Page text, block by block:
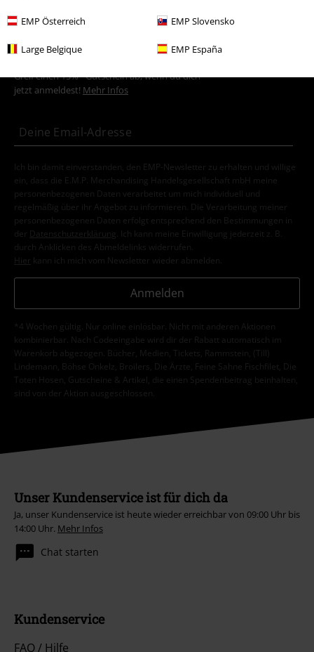
EMP Österreich EMP Slovensko
Large Belgique EMP España
E-Mail Newsletter
Greif einen 15%* Gutschein ab, wenn du dich
jetzt anmeldest! Mehr Infos
Ich bin damit einverstanden, den EMP-Newsletter zu erhalten und willige
ein, dass die E.M.P. Merchandising Handelsgesellschaft mbH meine
personenbezogenen Daten verarbeitet um mich individuell und
regelmäßig über ihr Angebot zu informieren. Die Verarbeitung meiner
personenbezogenen Daten erfolgt entsprechend den Bestimmungen in
der
Datenschutzerklärung
. Ich kann meine Einwilligung jederzeit z. B.
durch Anklicken des Abmeldelinks widerrufen.
Hier kann ich mich vom Newsletter wieder abmelden.
Anmelden
*4 Wochen gültig. Nur online einlösbar. Nicht mit anderen Aktionen
kombinierbar. Nach Codeeingabe wird dir der Rabatt automatisch im
Warenkorb abgezogen. Bücher, Medien, Tickets, Rammstein, (Till)
Lindemann, Böhse Onkelz, Broilers, Die Ärzte, Feine Sahne Fischfilet, Die
Toten Hosen, Gutscheine & Artikel, die einen Spendenbeitrag beinhalten,
sind von der Aktion ausgeschlossen.
Unser Kundenservice ist für dich da
Ja, unser Kundenservice ist heute wieder erreichbar von 09:00 Uhr bis
14:00 Uhr. Mehr Infos
Chat starten
Kundenservice
FAQ / Hilfe